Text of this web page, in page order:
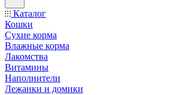
Каталог
Кошки
Сухие корма
Влажные корма
Лакомства
Витамины
Наполнители
Лежанки и домики